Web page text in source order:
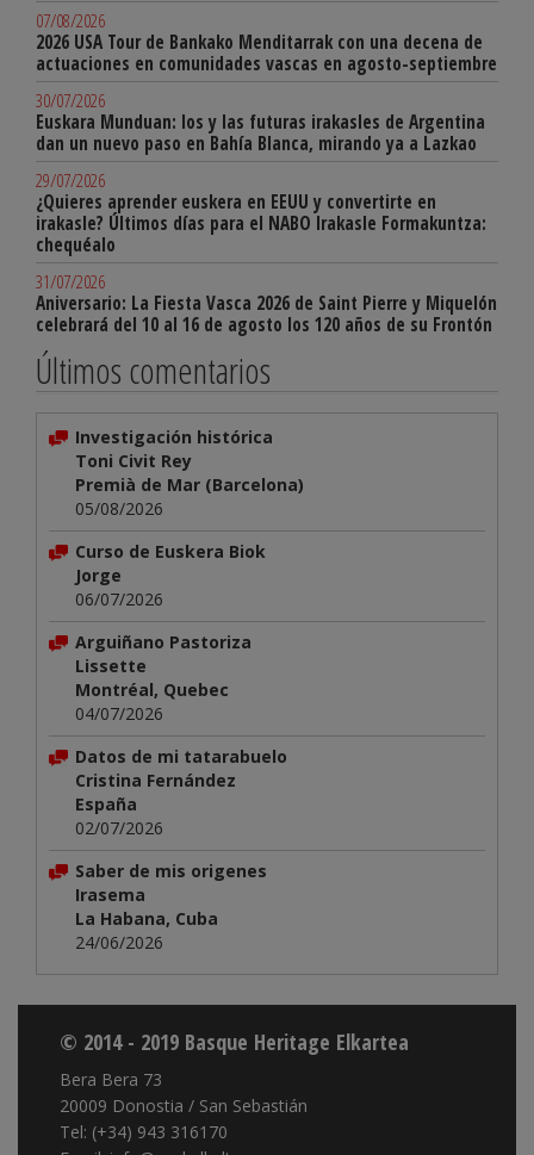
07/08/2026
2026 USA Tour de Bankako Menditarrak con una decena de
actuaciones en comunidades vascas en agosto-septiembre
30/07/2026
Euskara Munduan: los y las futuras irakasles de Argentina
dan un nuevo paso en Bahía Blanca, mirando ya a Lazkao
29/07/2026
¿Quieres aprender euskera en EEUU y convertirte en
irakasle? Últimos días para el NABO Irakasle Formakuntza:
chequéalo
31/07/2026
Aniversario: La Fiesta Vasca 2026 de Saint Pierre y Miquelón
celebrará del 10 al 16 de agosto los 120 años de su Frontón
Últimos comentarios
Investigación histórica
Toni Civit Rey
Premià de Mar (Barcelona)
05/08/2026
Curso de Euskera Biok
Jorge
06/07/2026
Arguiñano Pastoriza
Lissette
Montréal, Quebec
04/07/2026
Datos de mi tatarabuelo
Cristina Fernández
España
02/07/2026
Saber de mis origenes
Irasema
La Habana, Cuba
24/06/2026
© 2014 - 2019 Basque Heritage Elkartea
Bera Bera 73
20009 Donostia / San Sebastián
Tel: (+34) 943 316170